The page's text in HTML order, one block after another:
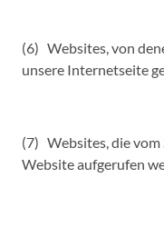
(6) Websites, von
unsere Internetseite
(7) Websites, die vom
Website aufgerufen